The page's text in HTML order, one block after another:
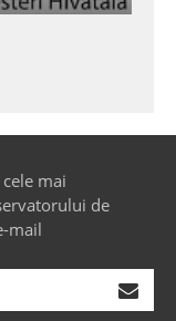
mai
de
mail